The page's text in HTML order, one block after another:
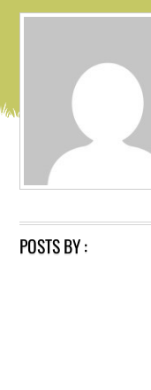
POSTS BY :